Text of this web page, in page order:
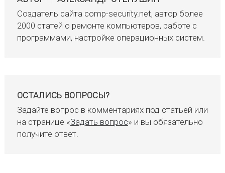
Создатель сайта comp-security.net, автор более
2000 статей о ремонте компьютеров, работе с
программами, настройке операционных систем.
ОСТАЛИСЬ ВОПРОСЫ?
Задайте вопрос в комментариях под статьей или
на странице «Задать вопрос» и вы обязательно
получите ответ.